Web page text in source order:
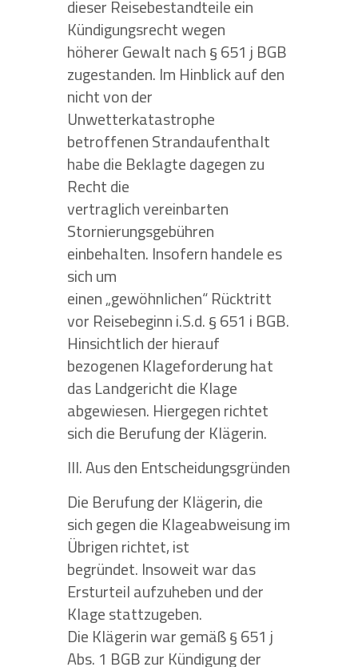
dieser Reisebestandteile ein
Kündigungsrecht wegen
höherer Gewalt nach § 651 j BGB
zugestanden. Im Hinblick auf den
nicht von der
Unwetterkatastrophe
betroffenen Strandaufenthalt
habe die Beklagte dagegen zu
Recht die
vertraglich vereinbarten
Stornierungsgebühren
einbehalten. Insofern handele es
sich um
einen „gewöhnlichen“ Rücktritt
vor Reisebeginn i.S.d. § 651 i BGB.
Hinsichtlich der hierauf
bezogenen Klageforderung hat
das Landgericht die Klage
abgewiesen. Hiergegen richtet
sich die Berufung der Klägerin.
III. Aus den Entscheidungsgründen
Die Berufung der Klägerin, die
sich gegen die Klageabweisung im
Übrigen richtet, ist
begründet. Insoweit war das
Ersturteil aufzuheben und der
Klage stattzugeben.
Die Klägerin war gemäß § 651 j
Abs. 1 BGB zur Kündigung der